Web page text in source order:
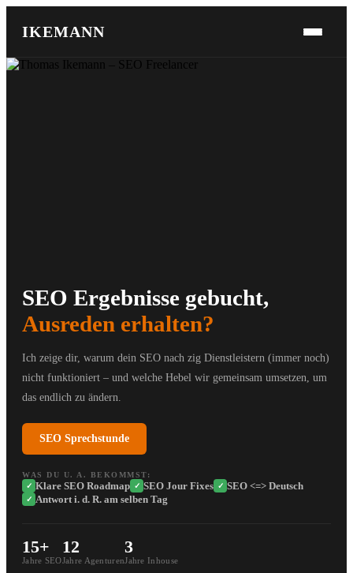
IKEMANN
SEO Ergebnisse gebucht,
Ausreden erhalten?
Ich zeige dir, warum dein SEO nach zig Dienstleistern (immer noch)
nicht funktioniert – und welche Hebel wir gemeinsam umsetzen, um
das endlich zu ändern.
SEO Sprechstunde
WAS DU U. A. BEKOMMST:
✓ Klare SEO Roadmap ✓ SEO Jour Fixes ✓ SEO <=> Deutsch
✓ Antwort i. d. R. am selben Tag
15+
Jahre SEO
12
Jahre Agenturen
3
Jahre Inhouse